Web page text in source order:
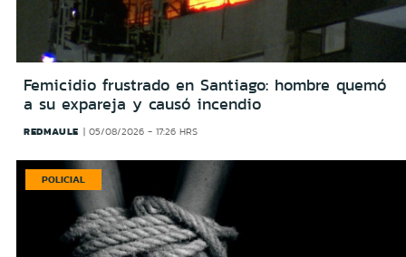
Femicidio frustrado en Santiago: hombre quemó
a su expareja y causó incendio
REDMAULE 05/08/2026 - 17:26 HRS
POLICIAL